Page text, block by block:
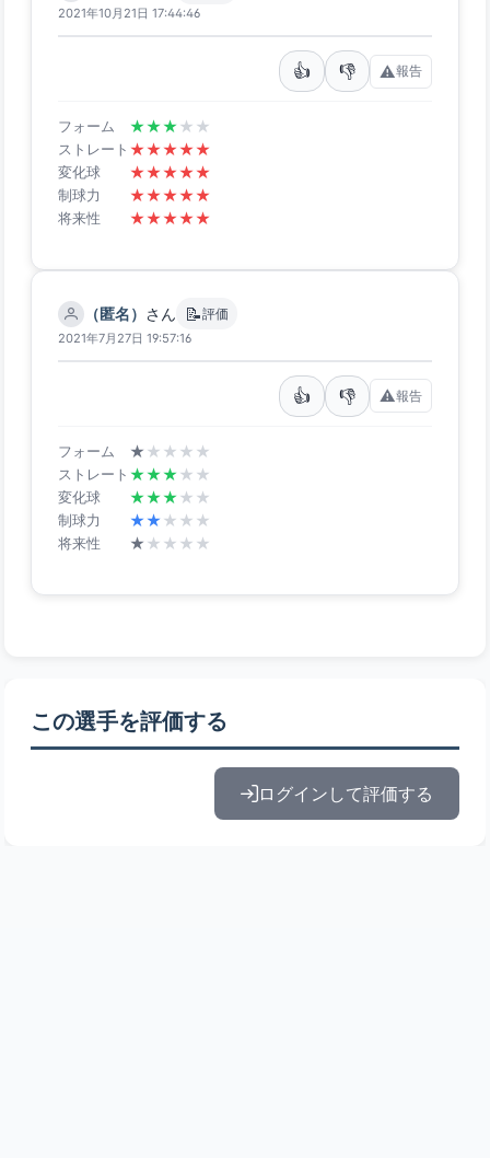
2021年10月21日 17:44:46
👍 👎 ⚠️報告
フォーム ★★★★ ★
ストレート ★★★★★
変化球 ★★★★★
制球力 ★★★★★
将来性 ★★★★★
（匿名） さん 📝評価
2021年7月27日 19:57:16
👍 👎 ⚠️報告
フォーム ★ ★ ★ ★ ★
ストレート ★★★★ ★
変化球 ★★★★ ★
制球力 ★★★ ★ ★
将来性 ★ ★ ★ ★ ★
この選手を評価する
ログインして評価する